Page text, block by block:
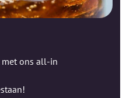
ons all-in